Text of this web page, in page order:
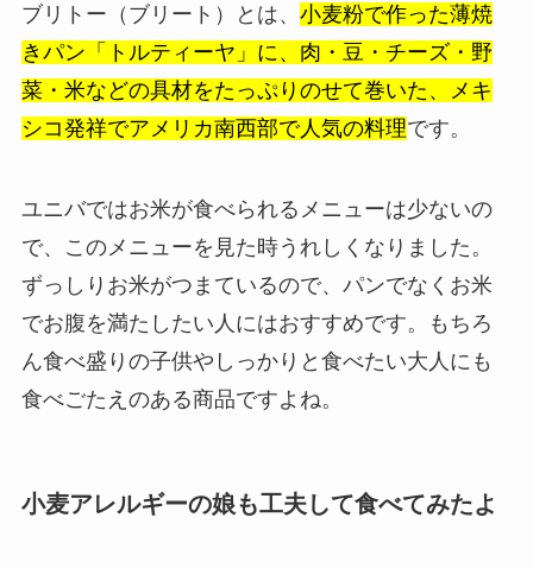
ブリトー（ブリート）とは、 小麦粉で作った薄焼
きパン「トルティーヤ」に、肉・豆・チーズ・野
菜・米などの具材をたっぷりのせて巻いた、メキ
シコ発祥でアメリカ南西部で人気の料理です。
ユニバではお米が食べられるメニューは少ないの
で、このメニューを見た時うれしくなりました。
ずっしりお米がつまているので、パンでなくお米
でお腹を満たしたい人にはおすすめです。もちろ
ん食べ盛りの子供やしっかりと食べたい大人にも
食べごたえのある商品ですよね。
小麦アレルギーの娘も工夫して食べてみたよ